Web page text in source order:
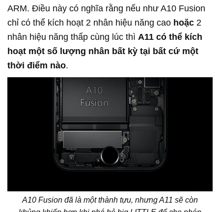
ARM. Điều này có nghĩa rằng nếu như A10 Fusion
chỉ có thể kích hoạt 2 nhân hiệu năng cao hoặc 2
nhân hiệu năng thấp cùng lúc thì A11 có thể kích
hoạt một số lượng nhân bất kỳ tại bất cứ một
thời điểm nào.
A10 Fusion đã là một thành tựu, nhưng A11 sẽ còn